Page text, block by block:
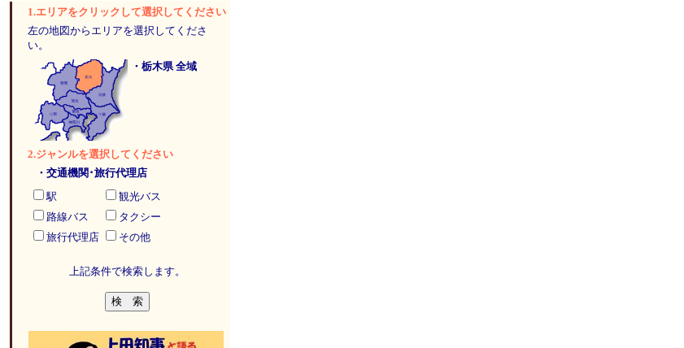
1.エリアをクリックして選択してください
左の地図からエリアを選択してくださ
い。
・栃木県 全域
2.ジャンルを選択してください
・交通機関･旅行代理店
駅
観光バス
路線バス
タクシー
旅行代理店
その他
上記条件で検索します。